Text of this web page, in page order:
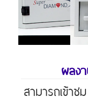
ผลง
สามารถเข้าช